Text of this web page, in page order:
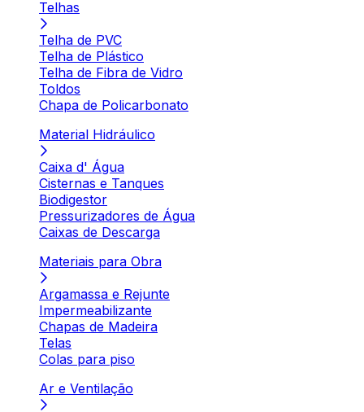
Telhas
Telha de PVC
Telha de Plástico
Telha de Fibra de Vidro
Toldos
Chapa de Policarbonato
Material Hidráulico
Caixa d' Água
Cisternas e Tanques
Biodigestor
Pressurizadores de Água
Caixas de Descarga
Materiais para Obra
Argamassa e Rejunte
Impermeabilizante
Chapas de Madeira
Telas
Colas para piso
Ar e Ventilação